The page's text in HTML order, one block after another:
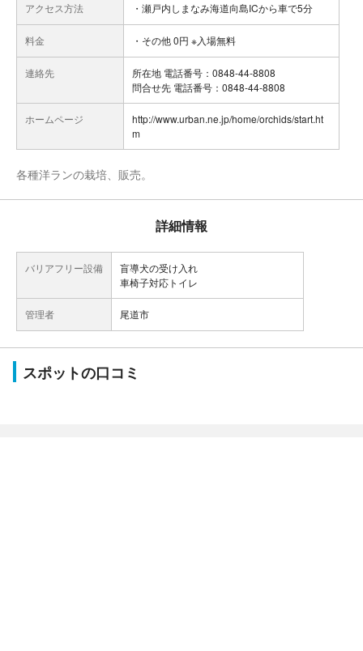
アクセス方法 ・瀬戸内しまなみ海道向島ICから車で5分
料金 ・その他 0円 ※入場無料
連絡先
所在地 電話番号：0848-44-8808
問合せ先 電話番号：0848-44-8808
ホームページ
http://www.urban.ne.jp/home/orchids/start.ht
m
各種洋ランの栽培、販売。
詳細情報
バリアフリー設備
盲導犬の受け入れ
車椅子対応トイレ
管理者 尾道市
スポットの口コミ